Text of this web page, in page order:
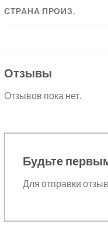
СТРАНА ПРОИЗ.
Отзывы
Отзывов пока нет.
Будьте
Для отправки